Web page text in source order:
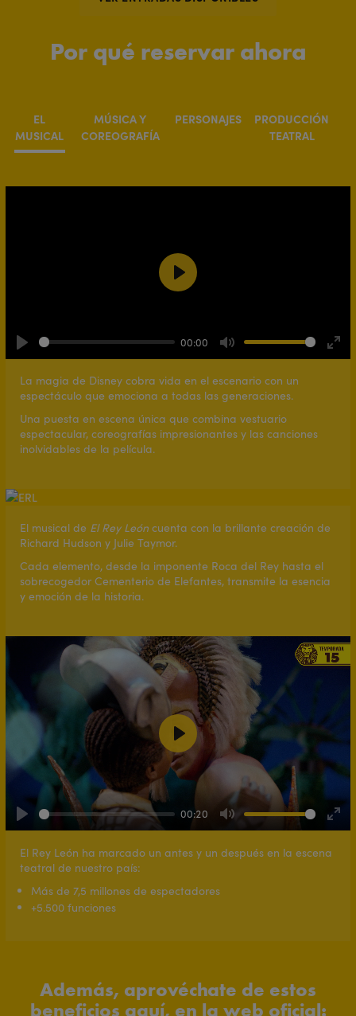
Por qué reservar ahora
EL
MUSICAL
MÚSICA Y
COREOGRAFÍA
PERSONAJES
PRODUCCIÓN
TEATRAL
Play
00:00
Mute
Play
La magia de Disney cobra vida en el escenario con un
espectáculo que emociona a todas las generaciones.
Una puesta en escena única que combina vestuario
espectacular, coreografías impresionantes y las canciones
inolvidables de la película.
El musical de El Rey Leóncuenta con la brillante creación de
Richard Hudson y Julie Taymor.
Cada elemento, desde la imponente Roca del Rey hasta el
sobrecogedor Cementerio de Elefantes, transmite la esencia
y emoción de la historia.
Play
00:20
Mute
Play
El Rey León ha marcado un antes y un después en la escena
teatral de nuestro país:
Más de 7,5 millones de espectadores
+5.500 funciones
Además, aprovéchate de estos
beneficios aquí, en la web oficial: